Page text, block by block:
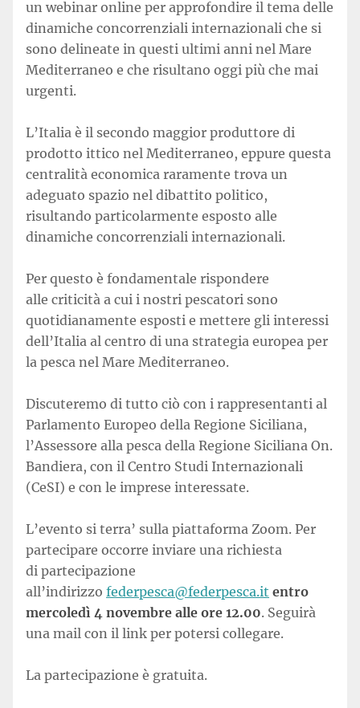
un webinar online per approfondire il tema delle
dinamiche concorrenziali internazionali che si
sono delineate in questi ultimi anni nel Mare
Mediterraneo e che risultano oggi più che mai
urgenti.
L’Italia è il secondo maggior produttore di
prodotto ittico nel Mediterraneo, eppure questa
centralità economica raramente trova un
adeguato spazio nel dibattito politico,
risultando particolarmente esposto alle
dinamiche concorrenziali internazionali.
Per questo è fondamentale rispondere
alle criticità a cui i nostri pescatori sono
quotidianamente esposti e mettere gli interessi
dell’Italia al centro di una strategia europea per
la pesca nel Mare Mediterraneo.
Discuteremo di tutto ciò con i rappresentanti al
Parlamento Europeo della Regione Siciliana,
l’Assessore alla pesca della Regione Siciliana On.
Bandiera, con il Centro Studi Internazionali
(CeSI) e con le imprese interessate.
L’evento si terra’ sulla piattaforma Zoom. Per
partecipare occorre inviare una richiesta
di partecipazione
all’indirizzo federpesca@federpesca.it entro
mercoledì 4 novembre alle ore 12.00. Seguirà
una mail con il link per potersi collegare.
La partecipazione è gratuita.